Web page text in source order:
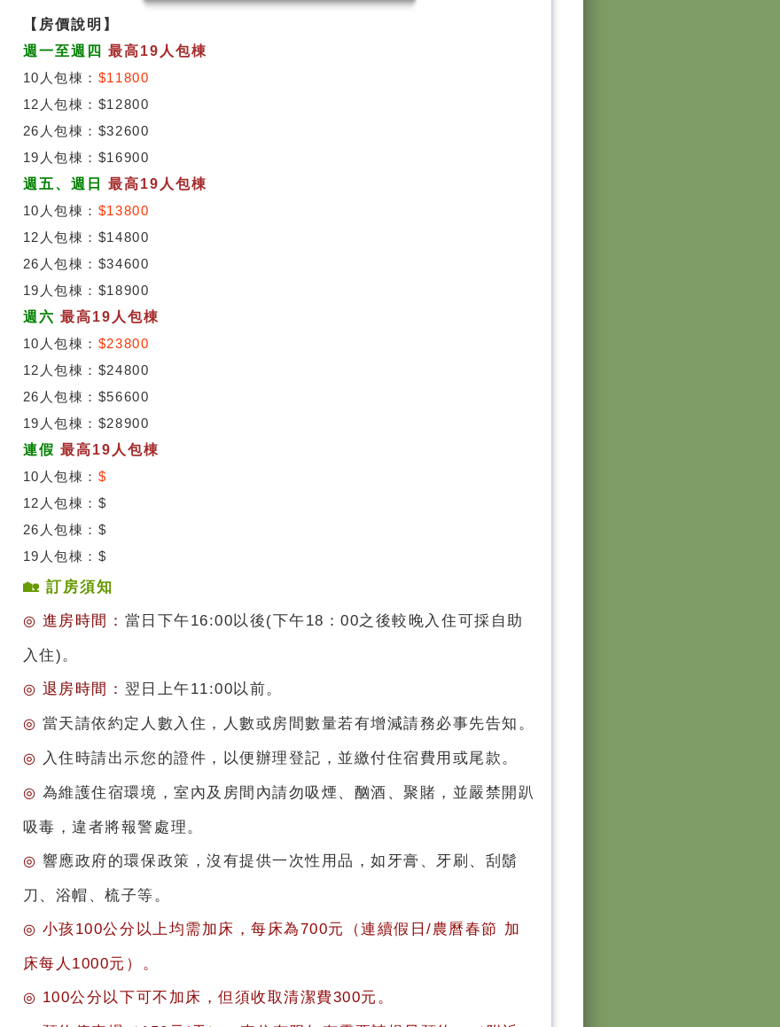
【房價說明】
週一至週四 最高19人包棟
10人包棟： $11800
12人包棟：$12800
26人包棟：$32600
19人包棟：$16900
週五、週日 最高19人包棟
10人包棟： $13800
12人包棟：$14800
26人包棟：$34600
19人包棟：$18900
週六 最高19人包棟
10人包棟： $23800
12人包棟：$24800
26人包棟：$56600
19人包棟：$28900
連假 最高19人包棟
10人包棟： $
12人包棟：$
26人包棟：$
19人包棟：$
🏡 訂房須知
◎ 進房時間： 當日下午16:00以後(下午18：00之後較晚入住可採自助
入住)。
◎ 退房時間： 翌日上午11:00以前。
◎ 當天請依約定人數入住，人數或房間數量若有增減請務必事先告知。
◎ 入住時請出示您的證件，以便辦理登記，並繳付住宿費用或尾款。
◎ 為維護住宿環境，室內及房間內請勿吸煙、酗酒、聚賭，並嚴禁開趴
吸毒，違者將報警處理。
◎ 響應政府的環保政策，沒有提供一次性用品，如牙膏、牙刷、刮鬍
刀、浴帽、梳子等。
◎ 小孩100公分以上均需加床，每床為700元（連續假日/農曆春節 加
床每人1000元）。
◎ 100公分以下可不加床，但須收取清潔費300元。